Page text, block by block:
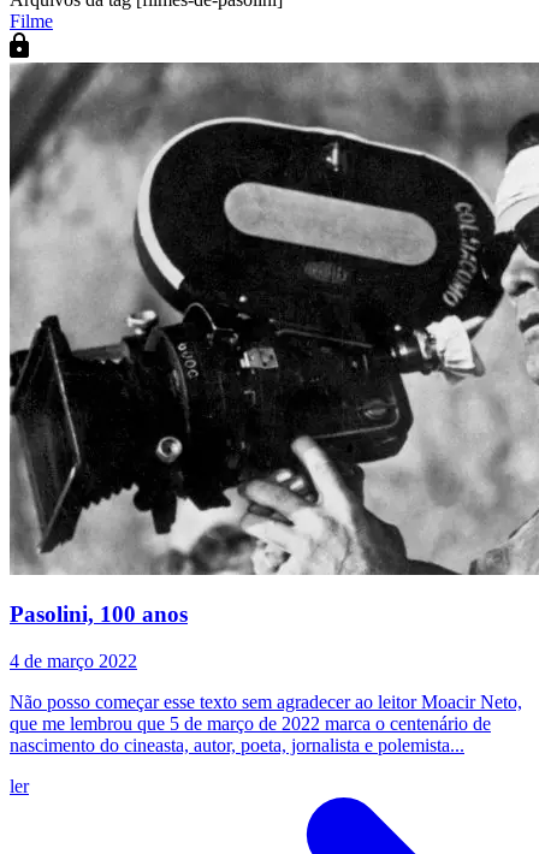
Filme
Pasolini, 100 anos
4 de março 2022
Não posso começar esse texto sem agradecer ao leitor Moacir Neto,
que me lembrou que 5 de março de 2022 marca o centenário de
nascimento do cineasta, autor, poeta, jornalista e polemista...
ler